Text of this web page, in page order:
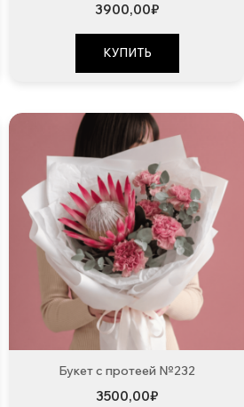
3900,00₽
КУПИТЬ
Букет с протеей №232
3500,00₽